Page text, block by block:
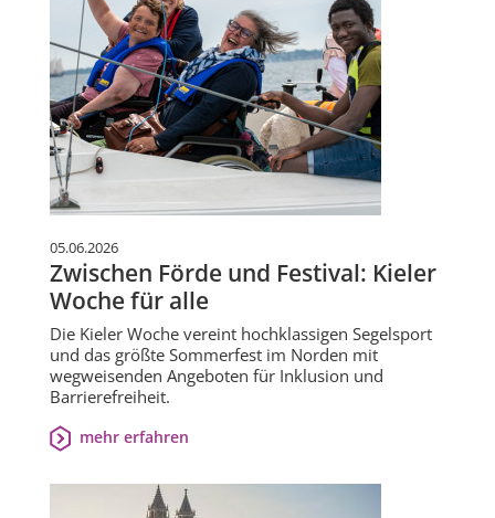
05.06.2026
Zwischen Förde und Festival: Kieler
Woche für alle
Die Kieler Woche vereint hochklassigen Segelsport
und das größte Sommerfest im Norden mit
wegweisenden Angeboten für Inklusion und
Barrierefreiheit.
mehr erfahren